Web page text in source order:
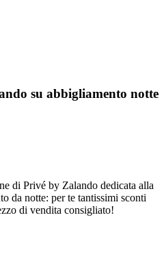
su abbigliamento notte
di Privé by Zalando dedicata alla
da notte: per te tantissimi sconti
di vendita consigliato!